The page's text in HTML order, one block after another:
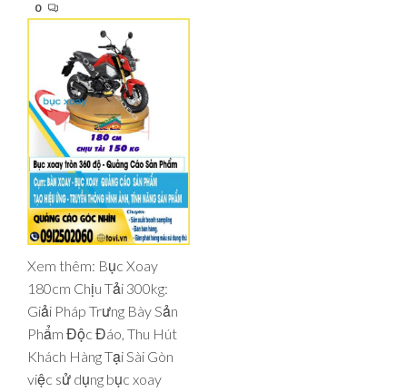
0
Xem thêm: Bục Xoay
180cm Chịu Tải 300kg:
Giải Pháp Trưng Bày Sản
Phẩm Độc Đáo, Thu Hút
Khách Hàng Tại Sài Gòn
việc sử dụng bục xoay